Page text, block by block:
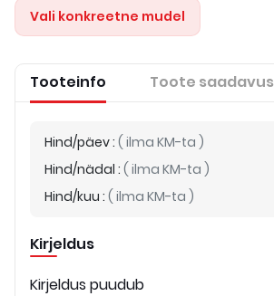
Vali konkreetne mudel
Tooteinfo Toote saadavus
Hind/päev: ( ilma KM-ta )
Hind/nädal : ( ilma KM-ta )
Hind/kuu : ( ilma KM-ta )
Kirjeldus
Kirjeldus puudub